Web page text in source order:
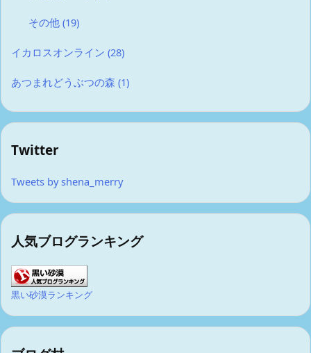
その他 (19)
イカロスオンライン (28)
あつまれどうぶつの森 (1)
Twitter
Tweets by shena_merry
人気ブログランキング
黒い砂漠ランキング